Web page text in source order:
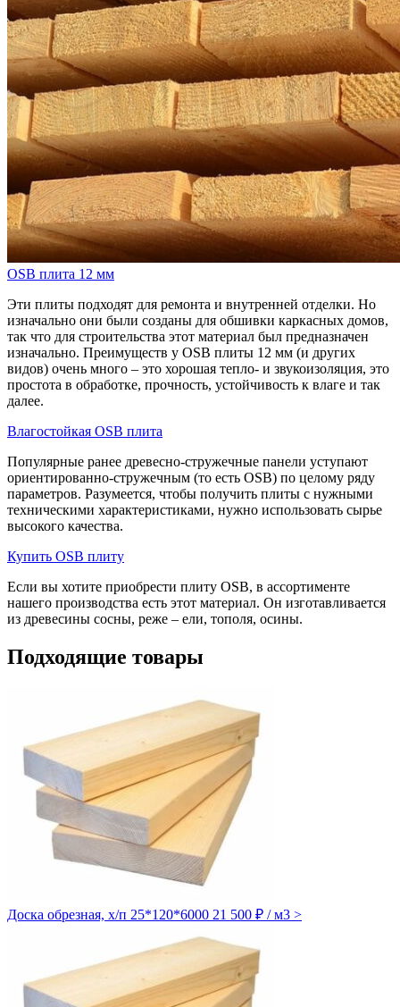
OSB плита 12 мм
Эти плиты подходят для ремонта и внутренней отделки. Но
изначально они были созданы для обшивки каркасных домов,
так что для строительства этот материал был предназначен
изначально. Преимуществ у OSB плиты 12 мм (и других
видов) очень много – это хорошая тепло- и звукоизоляция, это
простота в обработке, прочность, устойчивость к влаге и так
далее.
Влагостойкая OSB плита
Популярные ранее древесно-стружечные панели уступают
ориентированно-стружечным (то есть OSB) по целому ряду
параметров. Разумеется, чтобы получить плиты с нужными
техническими характеристиками, нужно использовать сырье
высокого качества.
Купить OSB плиту
Если вы хотите приобрести плиту OSB, в ассортименте
нашего производства есть этот материал. Он изготавливается
из древесины сосны, реже – ели, тополя, осины.
Подходящие товары
Доска обрезная, х/п 25*120*6000 21 500 ₽ / м3 >